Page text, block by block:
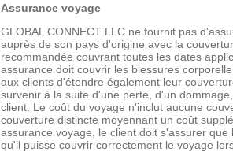
Assurance voyage
GLOBAL CONNECT LLC ne fournit pas
auprès de son pays d'origine avec la
recommandée couvrant toutes les dates
assurance doit couvrir les blessures
aux clients d'étendre également leur
survenir à la suite d'une perte, d'un
client. Le coût du voyage n'inclut aucune
couverture distincte moyennant un coût
assurance voyage, le client doit s'assurer
qu'il puisse couvrir correctement le voyage